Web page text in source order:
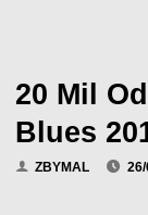
20 Mil
Blues
ZBYMAL